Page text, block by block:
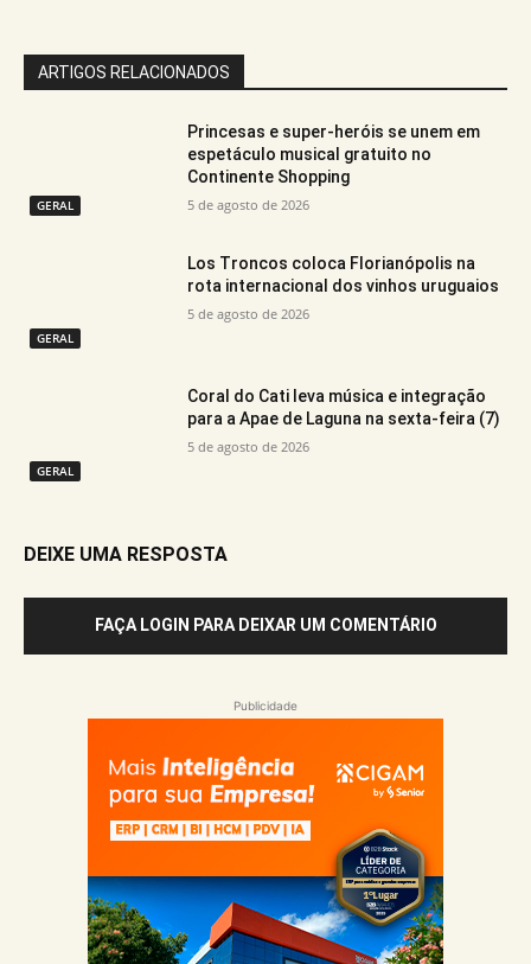
ARTIGOS RELACIONADOS
GERAL
Princesas e super-heróis se unem em
espetáculo musical gratuito no
Continente Shopping
5 de agosto de 2026
GERAL
Los Troncos coloca Florianópolis na
rota internacional dos vinhos uruguaios
5 de agosto de 2026
GERAL
Coral do Cati leva música e integração
para a Apae de Laguna na sexta-feira (7)
5 de agosto de 2026
DEIXE UMA RESPOSTA
FAÇA LOGIN PARA DEIXAR UM COMENTÁRIO
Publicidade